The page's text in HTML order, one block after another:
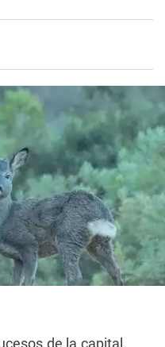
Como el perro y el
Equipo de
Operación Viuda
La Rioja
País Vasco
Elecciones
de la capital,